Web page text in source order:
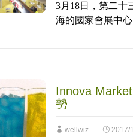
3月18日，第二十
海的國家會展中心
Innova
勢
wellwiz 2017/